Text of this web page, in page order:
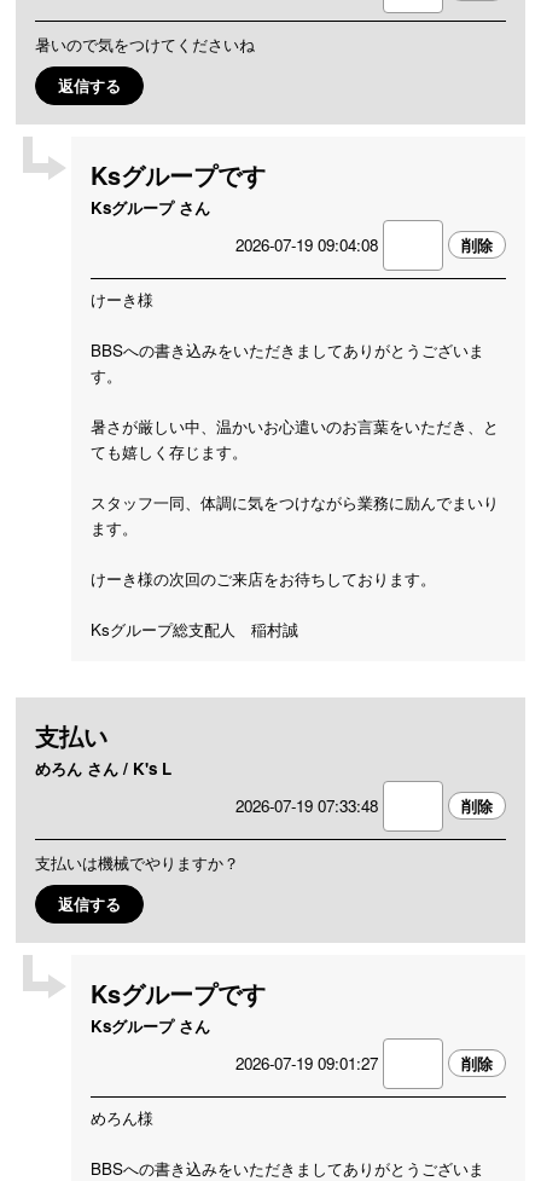
暑いので気をつけてくださいね
返信する
Ksグループです
Ksグループ さん
2026-07-19 09:04:08
けーき様
BBSへの書き込みをいただきましてありがとうございま
す。
暑さが厳しい中、温かいお心遣いのお言葉をいただき、と
ても嬉しく存じます。
スタッフ一同、体調に気をつけながら業務に励んでまいり
ます。
けーき様の次回のご来店をお待ちしております。
Ksグループ総支配人 稲村誠
支払い
めろん さん / K's L
2026-07-19 07:33:48
支払いは機械でやりますか？
返信する
Ksグループです
Ksグループ さん
2026-07-19 09:01:27
めろん様
BBSへの書き込みをいただきましてありがとうございま